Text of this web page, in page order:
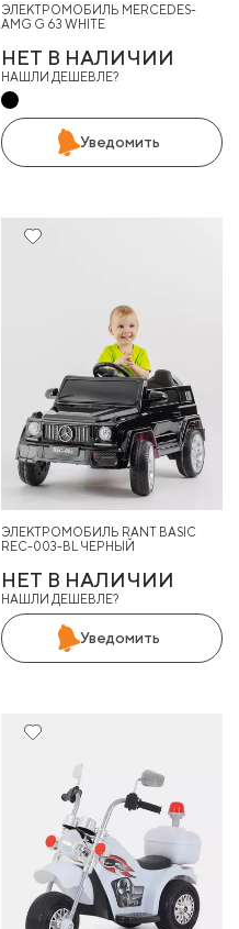
ЭЛЕКТРОМОБИЛЬ MERCEDES-
AMG G 63 WHITE
НЕТ В НАЛИЧИИ
НАШЛИ ДЕШЕВЛЕ?
Уведомить
29%
ЭЛЕКТРОМОБИЛЬ RANT BASIC
REC-003-BL ЧЕРНЫЙ
НЕТ В НАЛИЧИИ
НАШЛИ ДЕШЕВЛЕ?
Уведомить